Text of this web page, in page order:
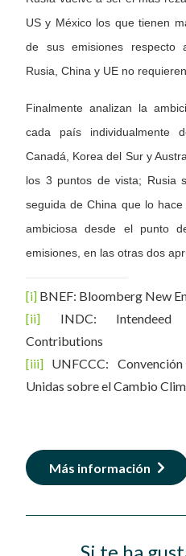
US y México los que tienen
de sus emisiones respecto
Rusia, China y UE no
Finalmente analizan la
cada país individualmente
Canadá, Korea del Sur y
los 3 puntos de vista; Rusia
seguida de China que lo
ambiciosa desde el punto
emisiones, en las otras dos
[i] BNEF: Bloomberg New
[ii] INDC: Intendeed
Contributions
[iii] UNFCCC:
Unidas sobre el Cambio
Más información